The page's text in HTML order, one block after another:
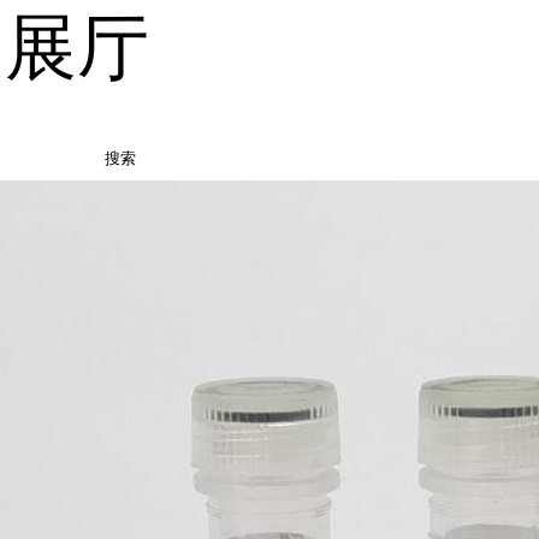
厅
搜索